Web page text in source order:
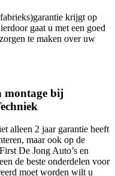
krijgt op
gaat u met een goed
te maken over uw
montage bij
alleen 2 jaar garantie heeft
maar ook op de
De Jong Auto’s en
de beste onderdelen voor
moet worden wilt u